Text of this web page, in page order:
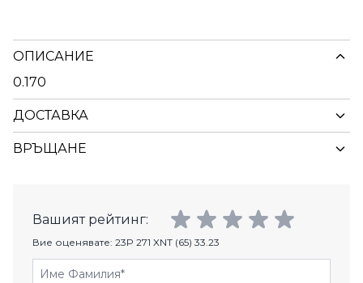
ОПИСАНИЕ
0.170
ДОСТАВКА
ВРЪЩАНЕ
Вашият рейтинг:
Вие оценявате: 23P 271 XNT (65) 33.23
Име Фамилия